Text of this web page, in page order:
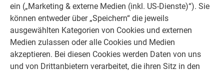
ein („Marketing & externe Medien (inkl. US-Dienste)“). Sie
können entweder über „Speichern“ die jeweils
ausgewählten Kategorien von Cookies und externen
Medien zulassen oder alle Cookies und Medien
akzeptieren. Bei diesen Cookies werden Daten von uns
und von Drittanbietern verarbeitet, die ihren Sitz in den